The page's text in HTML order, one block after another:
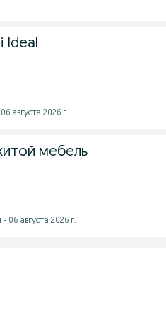
Ideal
августа 2026 г.
мебель
06 августа 2026 г.